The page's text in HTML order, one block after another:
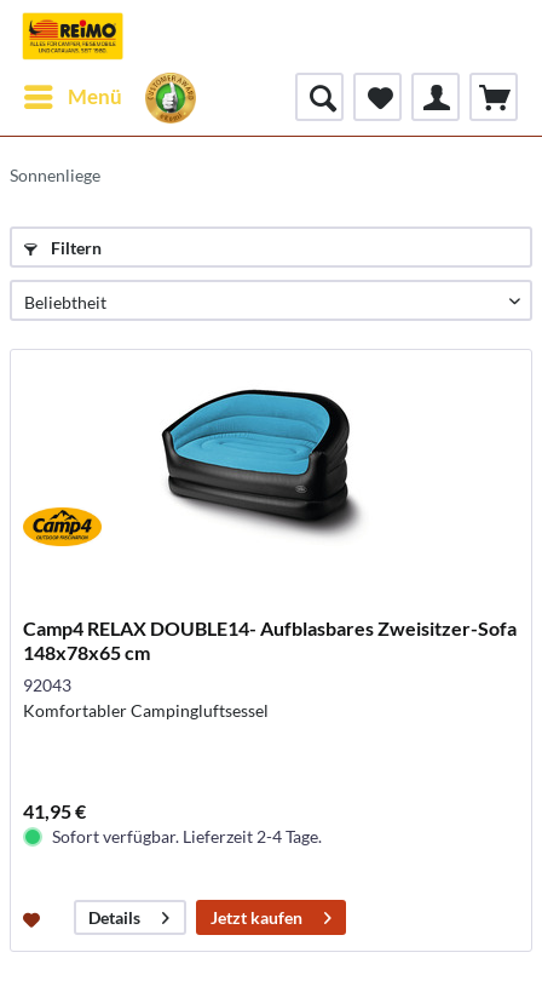
Menü
Sonnenliege
Filtern
Camp4 RELAX DOUBLE14- Aufblasbares Zweisitzer-Sofa
148x78x65 cm
92043
Komfortabler Campingluftsessel
41,95 €
Sofort verfügbar. Lieferzeit 2-4 Tage.
Details Jetzt kaufen